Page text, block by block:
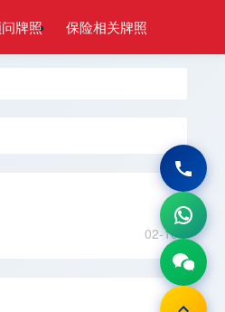
牌照 保险相关牌照
02-10